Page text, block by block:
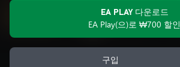
EA PLAY 다운로드
EA Play(으)로 ₩700 할인
구입